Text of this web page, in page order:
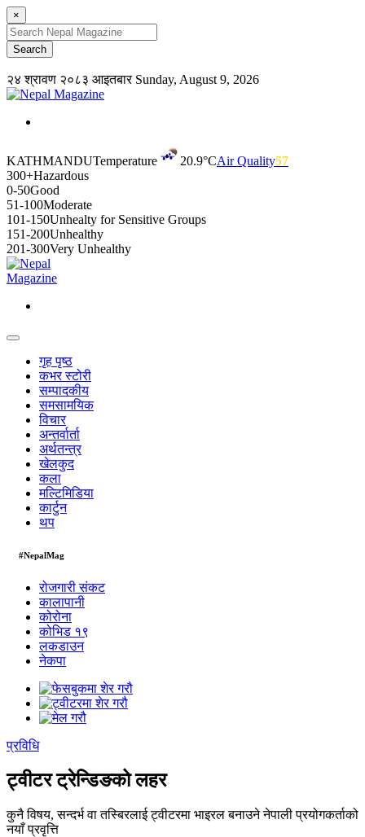
×
२४ श्रावण २०८३ आइतबारSunday, August 9, 2026
KATHMANDUTemperature 20.9°CAir Quality57
300+Hazardous
0-50Good
51-100Moderate
101-150Unhealty for Sensitive Groups
151-200Unhealthy
201-300Very Unhealthy
गृह पृष्ठ
कभर स्टोरी
सम्पादकीय
समसामयिक
विचार
अन्तर्वार्ता
अर्थतन्त्र
खेलकुद
कला
मल्टिमिडिया
कार्टुन
थप
#NepalMag
रोजगारी संकट
कालापानी
कोरोना
कोभिड १९
लकडाउन
नेकपा
प्रविधि
ट्वीटर ट्रेन्डिङको लहर
कुनै विषय, सन्दर्भ वा तस्बिरलाई ट्वीटरमा भाइरल बनाउने नेपाली प्रयोगकर्ताको
नयाँ प्रवृत्ति